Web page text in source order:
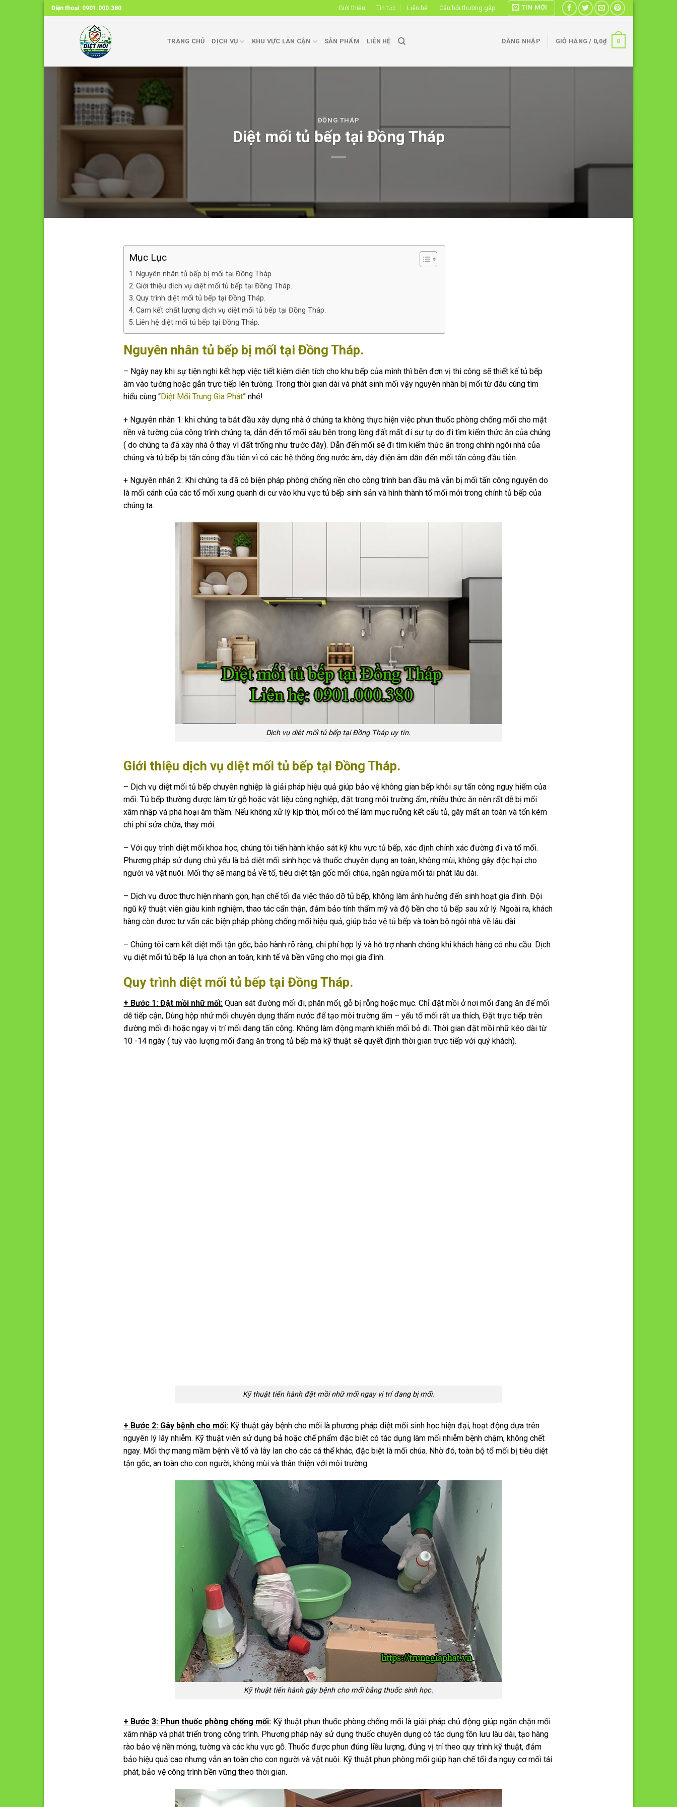
Skip
to
Điện thoại: 0901.000.380 Giới thiệu Tin tức Liên hệ Câu hỏi thường gặp TIN MỚI
TRANG CHỦ DỊCH VỤ KHU VỰC LÂN CẬN SẢN PHẨM LIÊN HỆ ĐĂNG NHẬP GIỎ HÀNG / 0,0₫ 0
ĐỒNG THÁP
Diệt mối tủ bếp tại Đồng Tháp
Mục Lục
Nguyên nhân tủ bếp bị mối tại Đồng Tháp.
Giới thiệu dịch vụ diệt mối tủ bếp tại Đồng Tháp.
Quy trình diệt mối tủ bếp tại Đồng Tháp.
Cam kết chất lượng dịch vụ diệt mối tủ bếp tại Đồng Tháp.
Liên hệ diệt mối tủ bếp tại Đồng Tháp.
Nguyên nhân tủ bếp bị mối tại Đồng Tháp.
– Ngày nay khi sự tiện nghi kết hợp việc tiết kiệm diện tích cho khu bếp của mình thì bên đơn vị thi công sẽ thiết kế tủ bếp
âm vào tường hoặc gắn trực tiếp lên tường. Trong thời gian dài và phát sinh mối vậy nguyên nhân bị mối từ đâu cùng tìm
hiểu cùng “Diệt Mối Trung Gia Phát” nhé!
+ Nguyên nhân 1: khi chúng ta bắt đầu xây dựng nhà ở chúng ta không thực hiện việc phun thuốc phòng chống mối cho mặt
nền và tường của công trình chúng ta, dẫn đến tổ mối sâu bên trong lòng đất mất đi sự tự do đi tìm kiếm thức ăn của chúng
( do chúng ta đã xây nhà ở thay vì đất trống như trước đây). Dẫn đến mối sẽ đi tìm kiếm thức ăn trong chính ngôi nhà của
chúng và tủ bếp bị tấn công đầu tiên vì có các hệ thống ống nước âm, dây điện âm dẫn đến mối tấn công đầu tiên.
+ Nguyên nhân 2: Khi chúng ta đã có biện pháp phòng chống nền cho công trình ban đầu mà vẫn bị mối tấn công nguyên do
là mối cánh của các tổ mối xung quanh di cư vào khu vực tủ bếp sinh sản và hình thành tổ mối mới trong chính tủ bếp của
chúng ta.
Dịch vụ diệt mối tủ bếp tại Đồng Tháp uy tín.
Giới thiệu dịch vụ diệt mối tủ bếp tại Đồng Tháp.
– Dịch vụ diệt mối tủ bếp chuyên nghiệp là giải pháp hiệu quả giúp bảo vệ không gian bếp khỏi sự tấn công nguy hiểm của
mối. Tủ bếp thường được làm từ gỗ hoặc vật liệu công nghiệp, đặt trong môi trường ẩm, nhiều thức ăn nên rất dễ bị mối
xâm nhập và phá hoại âm thầm. Nếu không xử lý kịp thời, mối có thể làm mục ruỗng kết cấu tủ, gây mất an toàn và tốn kém
chi phí sửa chữa, thay mới.
– Với quy trình diệt mối khoa học, chúng tôi tiến hành khảo sát kỹ khu vực tủ bếp, xác định chính xác đường đi và tổ mối.
Phương pháp sử dụng chủ yếu là bả diệt mối sinh học và thuốc chuyên dụng an toàn, không mùi, không gây độc hại cho
người và vật nuôi. Mối thợ sẽ mang bả về tổ, tiêu diệt tận gốc mối chúa, ngăn ngừa mối tái phát lâu dài.
– Dịch vụ được thực hiện nhanh gọn, hạn chế tối đa việc tháo dỡ tủ bếp, không làm ảnh hưởng đến sinh hoạt gia đình. Đội
ngũ kỹ thuật viên giàu kinh nghiệm, thao tác cẩn thận, đảm bảo tính thẩm mỹ và độ bền cho tủ bếp sau xử lý. Ngoài ra, khách
hàng còn được tư vấn các biện pháp phòng chống mối hiệu quả, giúp bảo vệ tủ bếp và toàn bộ ngôi nhà về lâu dài.
– Chúng tôi cam kết diệt mối tận gốc, bảo hành rõ ràng, chi phí hợp lý và hỗ trợ nhanh chóng khi khách hàng có nhu cầu. Dịch
vụ diệt mối tủ bếp là lựa chọn an toàn, kinh tế và bền vững cho mọi gia đình.
Quy trình diệt mối tủ bếp tại Đồng Tháp.
+ Bước 1: Đặt mồi nhữ mối: Quan sát đường mối đi, phân mối, gỗ bị rỗng hoặc mục. Chỉ đặt mồi ở nơi mối đang ăn để mối
dễ tiếp cận, Dùng hộp nhử mối chuyên dụng thấm nước để tạo môi trường ẩm – yếu tố mối rất ưa thích, Đặt trực tiếp trên
đường mối đi hoặc ngay vị trí mối đang tấn công. Không làm động mạnh khiến mối bỏ đi. Thời gian đặt mồi nhữ kéo dài từ
10 -14 ngày ( tuỳ vào lượng mối đang ăn trong tủ bếp mà kỹ thuật sẽ quyết định thời gian trực tiếp với quý khách).
Kỹ thuật tiến hành đặt mồi nhữ mối ngay vị trí đang bị mối.
+ Bước 2: Gây bệnh cho mối: Kỹ thuật gây bệnh cho mối là phương pháp diệt mối sinh học hiện đại, hoạt động dựa trên
nguyên lý lây nhiễm. Kỹ thuật viên sử dụng bả hoặc chế phẩm đặc biệt có tác dụng làm mối nhiễm bệnh chậm, không chết
ngay. Mối thợ mang mầm bệnh về tổ và lây lan cho các cá thể khác, đặc biệt là mối chúa. Nhờ đó, toàn bộ tổ mối bị tiêu diệt
tận gốc, an toàn cho con người, không mùi và thân thiện với môi trường.
Kỹ thuật tiến hành gây bệnh cho mối bằng thuốc sinh học.
+ Bước 3: Phun thuốc phòng chống mối: Kỹ thuật phun thuốc phòng chống mối là giải pháp chủ động giúp ngăn chặn mối
xâm nhập và phát triển trong công trình. Phương pháp này sử dụng thuốc chuyên dụng có tác dụng tồn lưu lâu dài, tạo hàng
rào bảo vệ nền móng, tường và các khu vực gỗ. Thuốc được phun đúng liều lượng, đúng vị trí theo quy trình kỹ thuật, đảm
bảo hiệu quả cao nhưng vẫn an toàn cho con người và vật nuôi. Kỹ thuật phun phòng mối giúp hạn chế tối đa nguy cơ mối tái
phát, bảo vệ công trình bền vững theo thời gian.